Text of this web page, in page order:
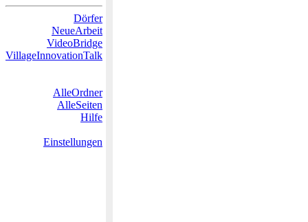
Dörfer
NeueArbeit
VideoBridge
VillageInnovationTalk
AlleOrdner
AlleSeiten
Hilfe
Einstellungen